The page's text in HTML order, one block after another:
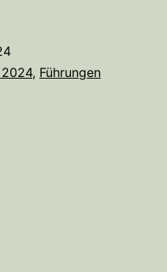
Mitte
, Führungen